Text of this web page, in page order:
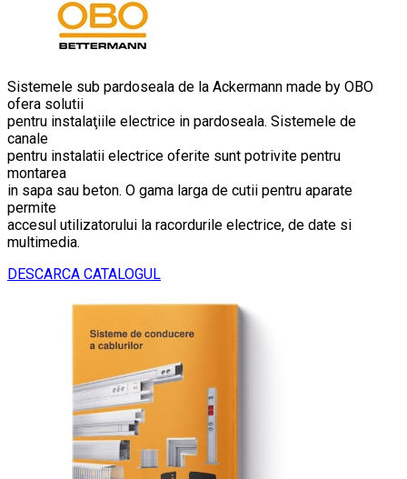
Sistemele sub pardoseala de la Ackermann made by OBO
ofera solutii
pentru instalaţiile electrice in pardoseala. Sistemele de
canale
pentru instalatii electrice oferite sunt potrivite pentru
montarea
in sapa sau beton. O gama larga de cutii pentru aparate
permite
accesul utilizatorului la racordurile electrice, de date si
multimedia.
DESCARCA CATALOGUL